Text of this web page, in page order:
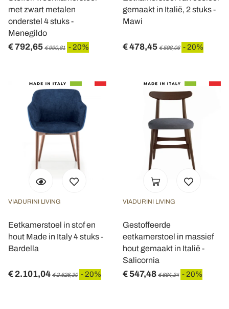
met zwart metalen
onderstel 4 stuks -
Menegildo
€ 792,65 € 990,81 - 20%
gemaakt in Italië, 2 stuks -
Mawi
€ 478,45 € 598,06 - 20%
VIADURINI LIVING
Eetkamerstoel in stof en
hout Made in Italy 4 stuks -
Bardella
€ 2.101,04 € 2.626,30 - 20%
VIADURINI LIVING
Gestoffeerde
eetkamerstoel in massief
hout gemaakt in Italië -
Salicornia
€ 547,48 € 684,34 - 20%